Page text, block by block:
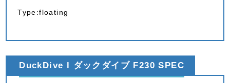
Type:floating
DuckDive l ダックダイブ F230 SPEC